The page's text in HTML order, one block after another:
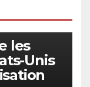
les
Unis